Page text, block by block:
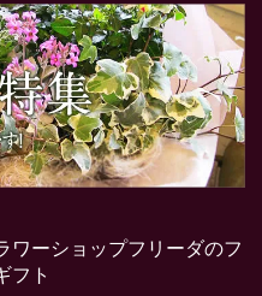
ワーショップフリーダのフ
フト